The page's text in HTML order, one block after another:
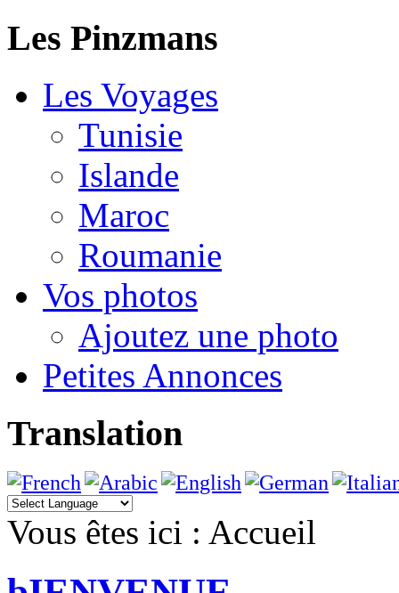
Les Pinzmans
Les Voyages
Tunisie
Islande
Maroc
Roumanie
Vos photos
Ajoutez une photo
Petites Annonces
Translation
Vous êtes ici : Accueil